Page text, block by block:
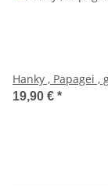
Hanky , Papagei ,
19,90 € *